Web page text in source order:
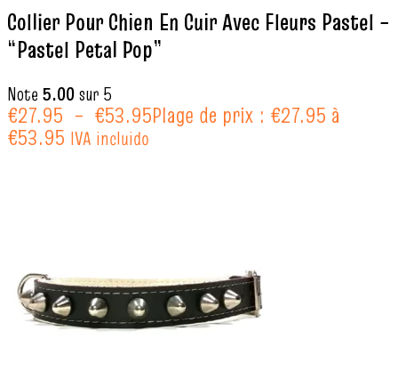
Collier Pour Chien En Cuir Avec Fleurs Pastel –
“Pastel Petal Pop”
Note 5.00sur 5
€27.95 – €53.95Plage de prix : €27.95 à
€53.95 IVA incluido